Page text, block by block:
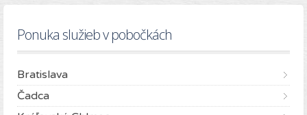
Ponuka služieb v pobočkách
Bratislava
Čadca